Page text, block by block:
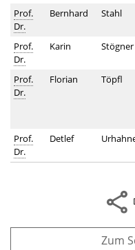
Prof.
Dr.
Bernhard Stahl
Prof.
Dr.
Karin Stögner
Prof.
Dr.
Florian Töpfl
Prof.
Dr.
Detlef
Zum